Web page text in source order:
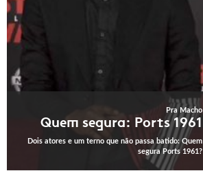
Pra Macho
Quem segura: Ports 1961
Dois atores e um terno que não passa batido: Quem
segura Ports 1961?